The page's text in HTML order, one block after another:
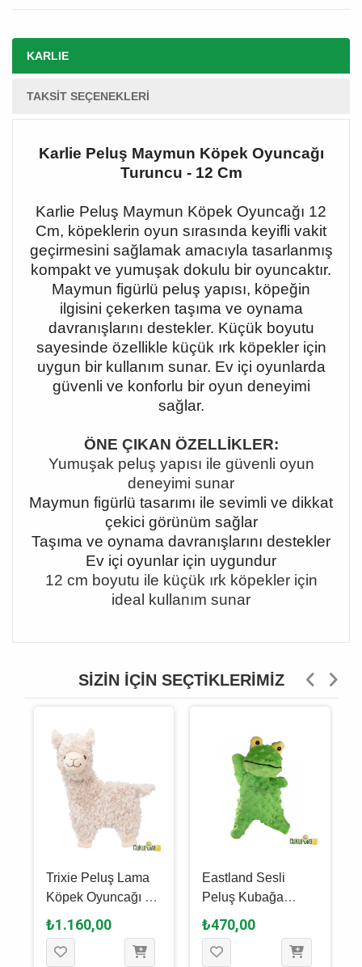
KARLIE
TAKSIT SEÇENEKLERI
Karlie Peluş Maymun Köpek Oyuncağı
Turuncu - 12 Cm
Karlie Peluş Maymun Köpek Oyuncağı 12
Cm, köpeklerin oyun sırasında keyifli vakit
geçirmesini sağlamak amacıyla tasarlanmış
kompakt ve yumuşak dokulu bir oyuncaktır.
Maymun figürlü peluş yapısı, köpeğin
ilgisini çekerken taşıma ve oynama
davranışlarını destekler. Küçük boyutu
sayesinde özellikle küçük ırk köpekler için
uygun bir kullanım sunar. Ev içi oyunlarda
güvenli ve konforlu bir oyun deneyimi
sağlar.
ÖNE ÇIKAN ÖZELLİKLER:
Yumuşak peluş yapısı ile güvenli oyun
deneyimi sunar
Maymun figürlü tasarımı ile sevimli ve dikkat
çekici görünüm sağlar
Taşıma ve oynama davranışlarını destekler
Ev içi oyunlar için uygundur
12 cm boyutu ile küçük ırk köpekler için
ideal kullanım sunar
SIZIN İÇIN SEÇTIKLERIMIZ
Trixie Peluş Lama
Köpek Oyuncağı 40
Cm
₺1.160,00
Eastland Sesli
Peluş Kubağa
Köpek Oyuncaği 20
Cm
₺470,00